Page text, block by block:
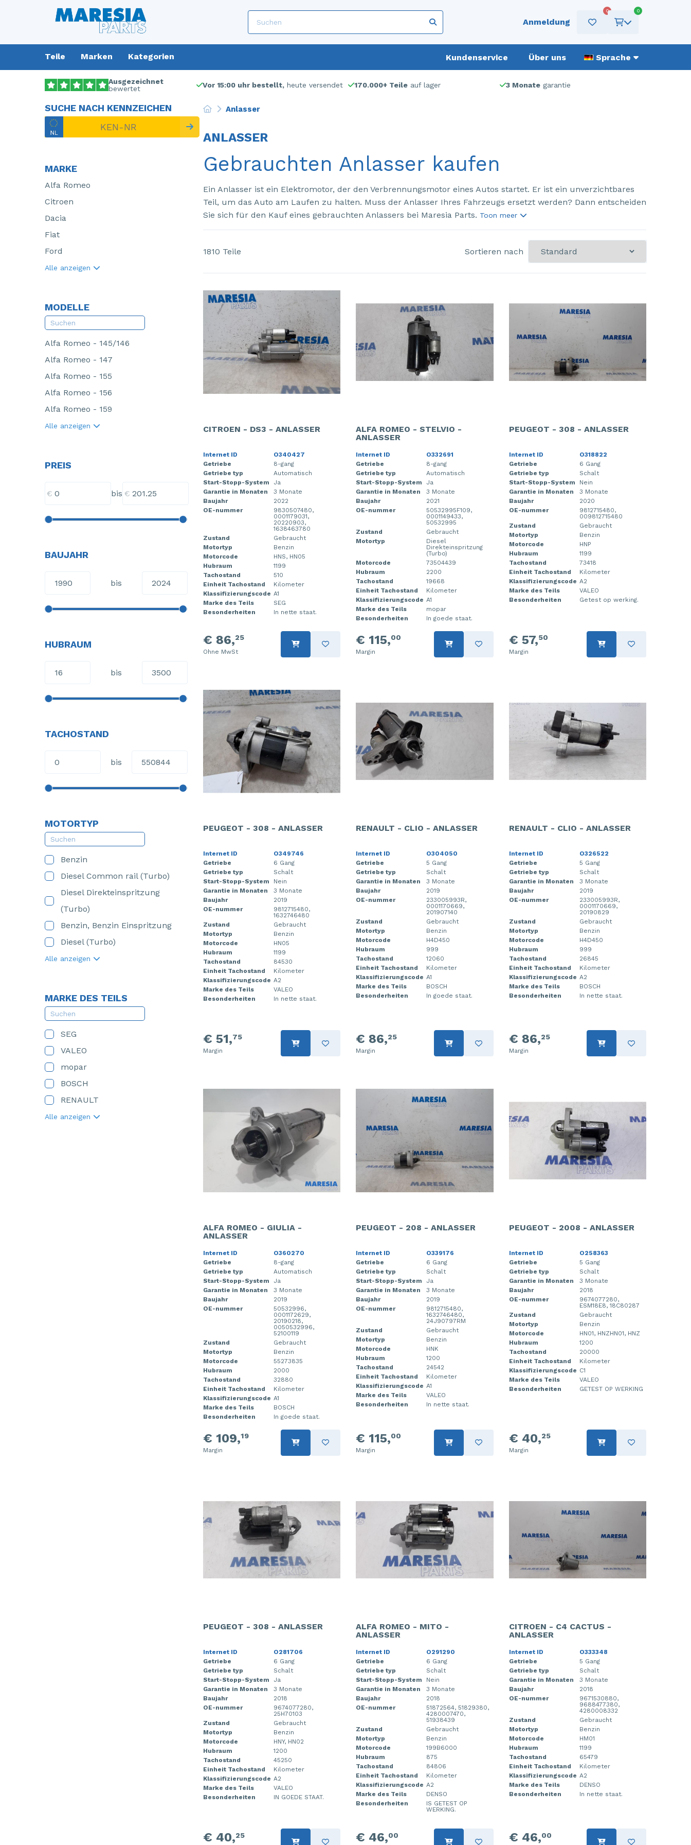
Anmeldung
0 0
Teile Marken Kategorien Kundenservice Über uns Sprache
Ausgezeichnet
bewertet
Vor 15:00 uhr bestellt, heute versendet 170.000+ Teile auf lager 3 Monate garantie
SUCHE NACH KENNZEICHEN
MARKE
Alfa Romeo
Citroen
Dacia
Fiat
Ford
Alle anzeigen
MODELLE
Alfa Romeo - 145/146
Alfa Romeo - 147
Alfa Romeo - 155
Alfa Romeo - 156
Alfa Romeo - 159
Alle anzeigen
PREIS
€ bis €
BAUJAHR
bis
HUBRAUM
bis
TACHOSTAND
bis
MOTORTYP
Benzin
Diesel Common rail (Turbo)
Diesel Direkteinspritzung
(Turbo)
Benzin, Benzin Einspritzung
Diesel (Turbo)
Alle anzeigen
MARKE DES TEILS
SEG
VALEO
mopar
BOSCH
RENAULT
Alle anzeigen
Anlasser
ANLASSER
Gebrauchten Anlasser kaufen
Ein Anlasser ist ein Elektromotor, der den Verbrennungsmotor eines Autos startet. Er ist ein unverzichtbares
Teil, um das Auto am Laufen zu halten. Muss der Anlasser Ihres Fahrzeugs ersetzt werden? Dann entscheiden
Sie sich für den Kauf eines gebrauchten Anlassers bei Maresia Parts. Toon meer
1810 Teile Sortieren nach
CITROEN - DS3 - ANLASSER
Internet ID
O340427
Getriebe
8-gang
Getriebe typ
Automatisch
Start-Stopp-System
Ja
Garantie in Monaten
3 Monate
Baujahr
2022
OE-nummer
9830507480,
0001179031,
20220903,
1638463780
Zustand
Gebraucht
Motortyp
Benzin
Motorcode
HNS, HN05
Hubraum
1199
Tachostand
510
Einheit Tachostand
Kilometer
Klassifizierungscode A1
Marke des Teils
SEG
Besonderheiten
In nette staat.
€ 86,25
Ohne MwSt
ALFA ROMEO - STELVIO -
ANLASSER
Internet ID
O332691
Getriebe
8-gang
Getriebe typ
Automatisch
Start-Stopp-System
Ja
Garantie in Monaten
3 Monate
Baujahr
2021
OE-nummer
50532995F109,
0001149433,
50532995
Zustand
Gebraucht
Motortyp
Diesel
Direkteinspritzung
(Turbo)
Motorcode
73504439
Hubraum
2200
Tachostand
19668
Einheit Tachostand
Kilometer
Klassifizierungscode A1
Marke des Teils
mopar
Besonderheiten
In goede staat.
€ 115,00
Margin
PEUGEOT - 308 - ANLASSER
Internet ID
O318822
Getriebe
6 Gang
Getriebe typ
Schalt
Start-Stopp-System
Nein
Garantie in Monaten
3 Monate
Baujahr
2020
OE-nummer
9812715480,
009812715480
Zustand
Gebraucht
Motortyp
Benzin
Motorcode
HNP
Hubraum
1199
Tachostand
73418
Einheit Tachostand
Kilometer
Klassifizierungscode A2
Marke des Teils
VALEO
Besonderheiten
Getest op werking.
€ 57,50
Margin
PEUGEOT - 308 - ANLASSER
Internet ID
O349746
Getriebe
6 Gang
Getriebe typ
Schalt
Start-Stopp-System
Nein
Garantie in Monaten
3 Monate
Baujahr
2019
OE-nummer
9812715480,
1632746480
Zustand
Gebraucht
Motortyp
Benzin
Motorcode
HN05
Hubraum
1199
Tachostand
84530
Einheit Tachostand
Kilometer
Klassifizierungscode A2
Marke des Teils
VALEO
Besonderheiten
In nette staat.
€ 51,75
Margin
RENAULT - CLIO - ANLASSER
Internet ID
O304050
Getriebe
5 Gang
Getriebe typ
Schalt
Garantie in Monaten
3 Monate
Baujahr
2019
OE-nummer
233005993R,
0001170669,
201907140
Zustand
Gebraucht
Motortyp
Benzin
Motorcode
H4D450
Hubraum
999
Tachostand
12060
Einheit Tachostand
Kilometer
Klassifizierungscode A1
Marke des Teils
BOSCH
Besonderheiten
In goede staat.
€ 86,25
Margin
RENAULT - CLIO - ANLASSER
Internet ID
O326522
Getriebe
5 Gang
Getriebe typ
Schalt
Garantie in Monaten
3 Monate
Baujahr
2019
OE-nummer
233005993R,
0001170669,
20190829
Zustand
Gebraucht
Motortyp
Benzin
Motorcode
H4D450
Hubraum
999
Tachostand
26845
Einheit Tachostand
Kilometer
Klassifizierungscode A2
Marke des Teils
BOSCH
Besonderheiten
In nette staat.
€ 86,25
Margin
ALFA ROMEO - GIULIA -
ANLASSER
Internet ID
O360270
Getriebe
8-gang
Getriebe typ
Automatisch
Start-Stopp-System
Ja
Garantie in Monaten
3 Monate
Baujahr
2019
OE-nummer
50532996,
0001172629,
20190218,
0050532996,
52100119
Zustand
Gebraucht
Motortyp
Benzin
Motorcode
55273835
Hubraum
2000
Tachostand
32880
Einheit Tachostand
Kilometer
Klassifizierungscode A1
Marke des Teils
BOSCH
Besonderheiten
In goede staat.
€ 109,19
Margin
PEUGEOT - 208 - ANLASSER
Internet ID
O339176
Getriebe
6 Gang
Getriebe typ
Schalt
Start-Stopp-System
Ja
Garantie in Monaten
3 Monate
Baujahr
2019
OE-nummer
9812715480,
1632746480,
24J90797RM
Zustand
Gebraucht
Motortyp
Benzin
Motorcode
HNK
Hubraum
1200
Tachostand
24542
Einheit Tachostand
Kilometer
Klassifizierungscode A1
Marke des Teils
VALEO
Besonderheiten
In nette staat.
€ 115,00
Margin
PEUGEOT - 2008 - ANLASSER
Internet ID
O258363
Getriebe
5 Gang
Getriebe typ
Schalt
Garantie in Monaten
3 Monate
Baujahr
2018
OE-nummer
9674077280,
ESM18E8, 18C80287
Zustand
Gebraucht
Motortyp
Benzin
Motorcode
HN01, HNZHN01, HNZ
Hubraum
1200
Tachostand
20000
Einheit Tachostand
Kilometer
Klassifizierungscode C1
Marke des Teils
VALEO
Besonderheiten
GETEST OP WERKING
€ 40,25
Margin
PEUGEOT - 308 - ANLASSER
Internet ID
O281706
Getriebe
6 Gang
Getriebe typ
Schalt
Start-Stopp-System
Ja
Garantie in Monaten
3 Monate
Baujahr
2018
OE-nummer
9674077280,
25H70103
Zustand
Gebraucht
Motortyp
Benzin
Motorcode
HNY, HN02
Hubraum
1200
Tachostand
45250
Einheit Tachostand
Kilometer
Klassifizierungscode A2
Marke des Teils
VALEO
Besonderheiten
IN GOEDE STAAT.
€ 40,25
ALFA ROMEO - MITO -
ANLASSER
Internet ID
O291290
Getriebe
6 Gang
Getriebe typ
Schalt
Start-Stopp-System
Nein
Garantie in Monaten
3 Monate
Baujahr
2018
OE-nummer
51872564, 51829380,
4280007470,
51938439
Zustand
Gebraucht
Motortyp
Benzin
Motorcode
199B6000
Hubraum
875
Tachostand
84806
Einheit Tachostand
Kilometer
Klassifizierungscode A2
Marke des Teils
DENSO
Besonderheiten
IS GETEST OP
WERKING.
€ 46,00
CITROEN - C4 CACTUS -
ANLASSER
Internet ID
O333348
Getriebe
5 Gang
Getriebe typ
Schalt
Garantie in Monaten
3 Monate
Baujahr
2018
OE-nummer
9671530880,
9688477380,
4280008332
Zustand
Gebraucht
Motortyp
Benzin
Motorcode
HM01
Hubraum
1199
Tachostand
65479
Einheit Tachostand
Kilometer
Klassifizierungscode A2
Marke des Teils
DENSO
Besonderheiten
In nette staat.
€ 46,00